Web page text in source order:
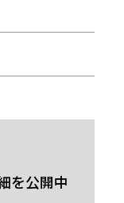
を公開中